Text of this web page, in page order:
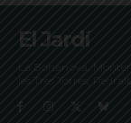
El Jardí
La Bonanova,
les Tres Torres,